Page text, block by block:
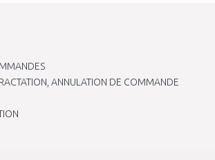
ANNULATION DE COMMANDE